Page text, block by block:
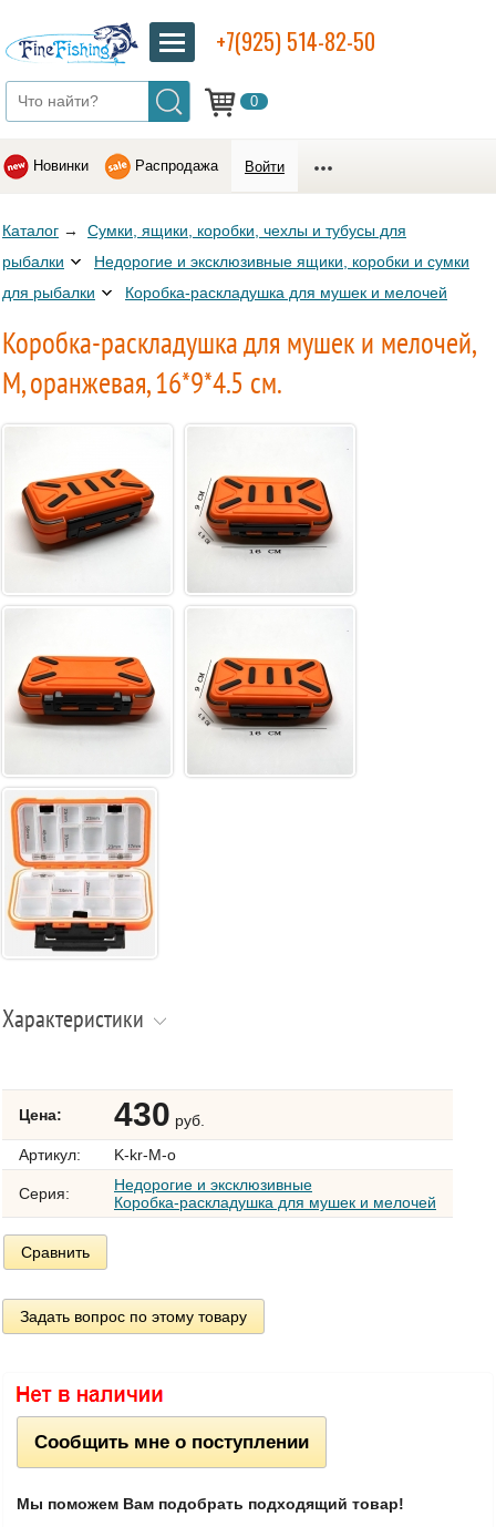
0
+7(925) 514-82-50
Новинки Распродажа Войти
Каталог →
Сумки, ящики, коробки, чехлы и тубусы для
рыбалки
Недорогие и эксклюзивные ящики, коробки и сумки
для рыбалки
Коробка-раскладушка для мушек и мелочей
Коробка-раскладушка для мушек и мелочей,
M, оранжевая, 16*9*4.5 см.
Характеристики
Цена: 430 руб.
Артикул:
K-kr-M-o
Серия:
Недорогие и эксклюзивные
Коробка-раскладушка для мушек и мелочей
Сравнить
Задать вопрос по этому товару
Сообщить мне о поступлении
Мы поможем Вам подобрать подходящий товар!